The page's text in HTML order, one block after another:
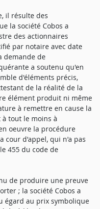
il résulte des
la société Cobos a
des actionnaires
par notaire avec date
demande de
a soutenu qu'en
d'éléments précis,
de la réalité de la
élément produit ni même
à remettre en cause la
tout le moins à
oeuvre la procédure
cour d'appel, qui n'a pas
455 du code de
de produire une preuve
; la société Cobos a
égard au prix symbolique